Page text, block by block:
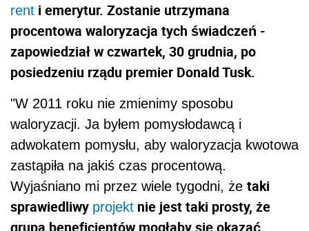
rent i emerytur. Zostanie utrzymana
procentowa waloryzacja tych świadczeń -
zapowiedział w czwartek, 30 grudnia, po
posiedzeniu rządu premier Donald Tusk.
"W 2011 roku nie zmienimy sposobu
waloryzacji. Ja byłem pomysłodawcą i
adwokatem pomysłu, aby waloryzacja kwotowa
zastąpiła na jakiś czas procentową.
Wyjaśniano mi przez wiele tygodni, że taki
sprawiedliwy projekt nie jest taki prosty, że